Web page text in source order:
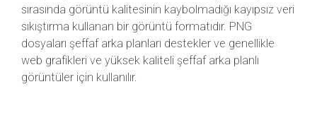
sırasında görüntü kalitesinin kaybolmadığı kayıpsız veri
sıkıştırma kullanan bir görüntü formatıdır. PNG
dosyaları şeffaf arka planları destekler ve genellikle
web grafikleri ve yüksek kaliteli şeffaf arka planlı
görüntüler için kullanılır.